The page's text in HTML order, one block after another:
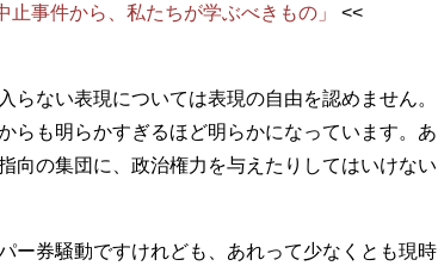
止事件から、私たちが学ぶべきもの」
<<
らない表現については表現の自由を認めません。
らも明らかすぎるほど明らかになっています。あ
向の集団に、政治権力を与えたりしてはいけない
ー券騒動ですけれども、あれって少なくとも現時